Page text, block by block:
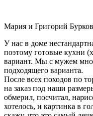
Мария и Григорий
У нас в доме
поэтому готовые кухни
вариант. Мы с мужем
подходящего варианта.
После всех походов по
на заказ под наши
обмерил, посчитал,
хотелось, и картинка в